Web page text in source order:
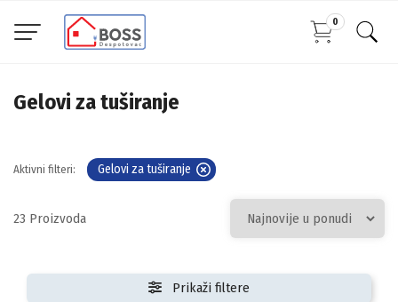
0
Gelovi za tuširanje
Aktivni filteri: Gelovi za tuširanje
23
Prikaži filtere